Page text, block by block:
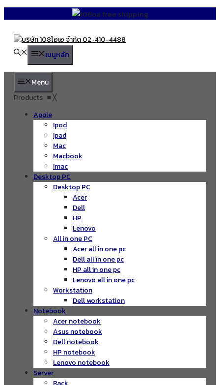
content
เมนูหลัก
Menu
Products ≡╳
Apple
Ipod
Ipad
Mac
Macbook
Imac
Desktop PC
Desktop PC
Acer
Dell
HP
Lenovo
All in one PC
Acer all in one pc
Dell all in one pc
HP all in one pc
Lenovo all in one pc
Workstation
Dell workstation
Notebook
Acer notebook
Asus notebook
Dell notebook
HP notebook
Lenovo notebook
Server